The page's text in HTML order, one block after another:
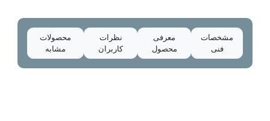
مشخصات
فنی
معرفی
محصول
نظرات
کاربران
محصولات
مشابه